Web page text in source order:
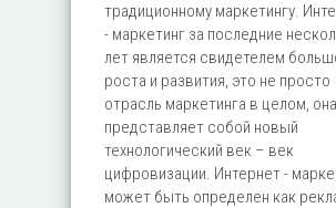
традиционному маркетингу.
- маркетинг за последние
лет является свидетелем
роста и развития, это не просто
отрасль маркетинга в целом, она
представляет собой новый
технологический век – век
цифровизации. Интернет -
может быть определен как